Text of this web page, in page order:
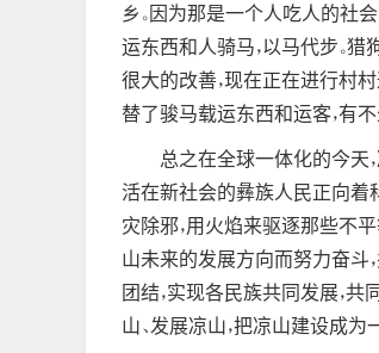
乡。因为那是一个人吃人的社
运东西和人骑马，以马代步。
很大的改善，现在正在进行村
替了骏马载运东西和运客，有
总之在全球一体化的今天
活在新社会的彝族人民正向着
灾除邪，用火焰来驱逐那些不
山未来的发展方向而努力奋斗
团结，实现各民族共同发展，
山、发展凉山，把凉山建设成